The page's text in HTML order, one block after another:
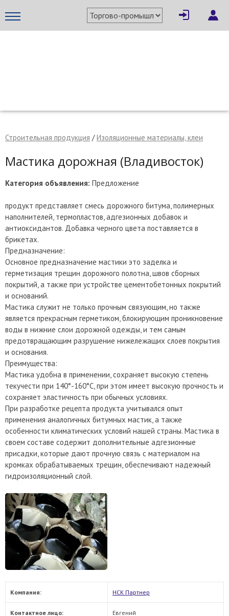
Строительная продукция /Изоляционные материалы, клеи
Мастика дорожная (Владивосток)
Категория объявления: Предложение
продукт представляет смесь дорожного битума, полимерных
наполнителей, термопластов, адгезионных добавок и
антиоксидантов. Добавка черного цвета поставляется в
брикетах.
Предназначение:
Основное предназначение мастики это заделка и
герметизация трещин дорожного полотна, швов сборных
покрытий, а также при устройстве цементобетонных покрытий
и оснований.
Мастика служит не только прочным связующим, но также
является прекрасным герметиком, блокирующим проникновение
воды в нижние слои дорожной одежды, и тем самым
предотвращающим разрушение нижележащих слоев покрытия
и основания.
Преимущества:
Мастика удобна в применении, сохраняет высокую степень
текучести при 140°-160°С, при этом имеет высокую прочность и
сохраняет эластичность при обычных условиях.
При разработке рецепта продукта учитывался опыт
применения аналогичных битумных мастик, а также
особенности климатических условий нашей страны. Мастика в
своем составе содержит дополнительные адгезионные
присадки, которые дают прочную связь с материалом на
кромках обрабатываемых трещин, обеспечивают надежный
гидроизоляционный слой.
× Написать поставщику
Отмена Отправить сообщение
Компания: НСК Партнер
Контактное лицо: Евгений